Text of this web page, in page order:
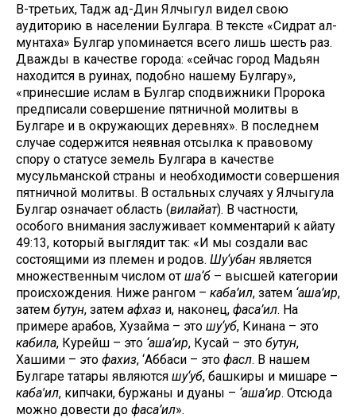
В-третьих, Тадж ад-Дин Ялчыгул видел свою
аудиторию в населении Булгара. В тексте «Сидрат ал-
мунтаха» Булгар упоминается всего лишь шесть раз.
Дважды в качестве города: «сейчас город Мадьян
находится в руинах, подобно нашему Булгару»,
«принесшие ислам в Булгар сподвижники Пророка
предписали совершение пятничной молитвы в
Булгаре и в окружающих деревнях». В последнем
случае содержится неявная отсылка к правовому
спору о статусе земель Булгара в качестве
мусульманской страны и необходимости совершения
пятничной молитвы. В остальных случаях у Ялчыгула
Булгар означает область (вилайат). В частности,
особого внимания заслуживает комментарий к айату
49:13, который выглядит так: «И мы создали вас
состоящими из племен и родов. Шу‘убан является
множественным числом от ша‘б – высшей категории
происхождения. Ниже рангом – каба’ил, затем ‘аша’ир,
затем бутун, затем афхаз и, наконец, фаса’ил. На
примере арабов, Хузайма – это шу‘уб, Кинана – это
кабила, Курейш – это ‘аша’ир, Кусай – это бутун,
Хашими – это фахиз, ‘Аббаси – это фасл. В нашем
Булгаре татары являются шу‘уб, башкиры и мишаре –
каба'ил, кипчаки, буржаны и дуаны – ‘аша’ир. Отсюда
можно довести до фаса’ил».